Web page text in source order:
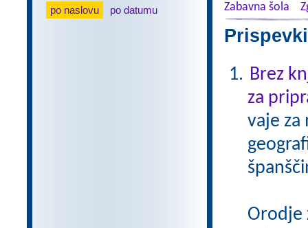
po naslovu
po datumu
Zabavna šola
Brez
za
vaje za
Orodje